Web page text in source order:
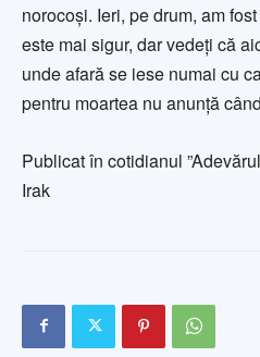
norocoşi. Ieri, pe drum, am
este mai sigur, dar vedeţi că
unde afară se iese numai cu
pentru moartea nu anunţă
Publicat în cotidianul
Irak